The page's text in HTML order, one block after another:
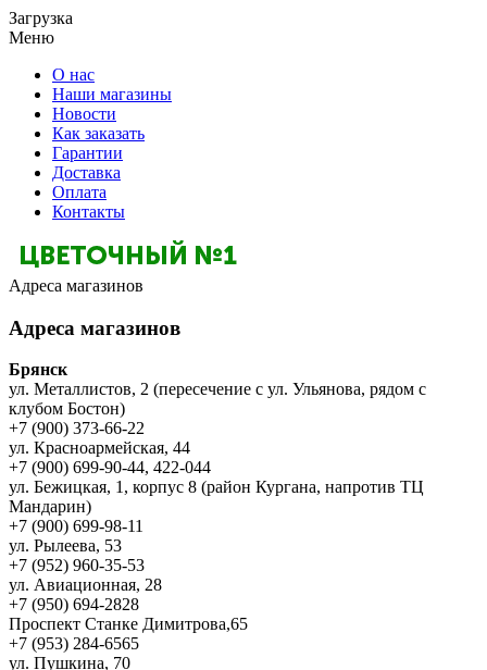
Загрузка
Меню
О нас
Наши магазины
Новости
Как заказать
Гарантии
Доставка
Оплата
Контакты
Адреса магазинов
Адреса магазинов
Брянск
ул. Металлистов, 2 (пересечение с ул. Ульянова, рядом с
клубом Бостон)
+7 (900) 373-66-22
ул. Красноармейская, 44
+7 (900) 699-90-44, 422-044
ул. Бежицкая, 1, корпус 8 (район Кургана, напротив ТЦ
Мандарин)
+7 (900) 699-98-11
ул. Рылеева, 53
+7 (952) 960-35-53
ул. Авиационная, 28
+7 (950) 694-2828
Проспект Станке Димитрова,65
+7 (953) 284-6565
ул. Пушкина, 70